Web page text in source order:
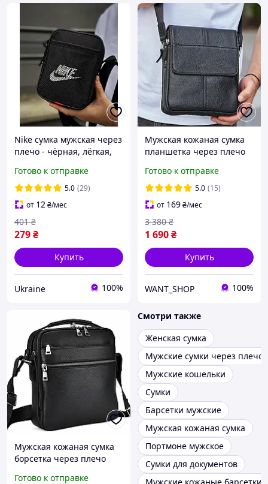
Nike сумка мужская через
плечо - чёрная, лёгкая,
Готово к отправке
5.0 (29)
от 12₴/мес
279₴
401 ₴
Купить
Ukraine 100%
Мужская кожаная сумка
планшетка через плечо
мессенджер на плечо,
кожаная мужская сумочка
черны
Готово к отправке
5.0 (15)
от 169₴/мес
1 690₴
3 380 ₴
Купить
WANT_SHOP 100%
Мужская кожаная сумка
борсетка через плечо
Готово к отправке
Смотри также
Женская сумка
Мужские сумки через плечо
Мужские кошельки
Сумки
Барсетки мужские
Мужская кожаная сумка
Портмоне мужское
Сумки для документов